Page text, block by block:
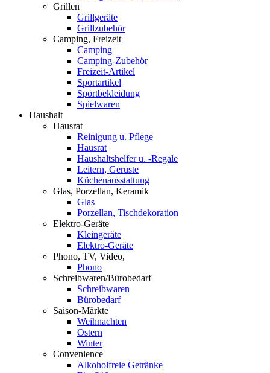
Grillen
Grillgeräte
Grillzubehör
Camping, Freizeit
Camping
Camping-Zubehör
Freizeit-Artikel
Sportartikel
Sportbekleidung
Spielwaren
Haushalt
Hausrat
Reinigung u. Pflege
Hausrat
Haushaltshelfer u. -Regale
Leitern, Gerüste
Küchenausstattung
Glas, Porzellan, Keramik
Glas
Porzellan, Tischdekoration
Elektro-Geräte
Kleingeräte
Elektro-Geräte
Phono, TV, Video,
Phono
Schreibwaren/Bürobedarf
Schreibwaren
Bürobedarf
Saison-Märkte
Weihnachten
Ostern
Winter
Convenience
Alkoholfreie Getränke